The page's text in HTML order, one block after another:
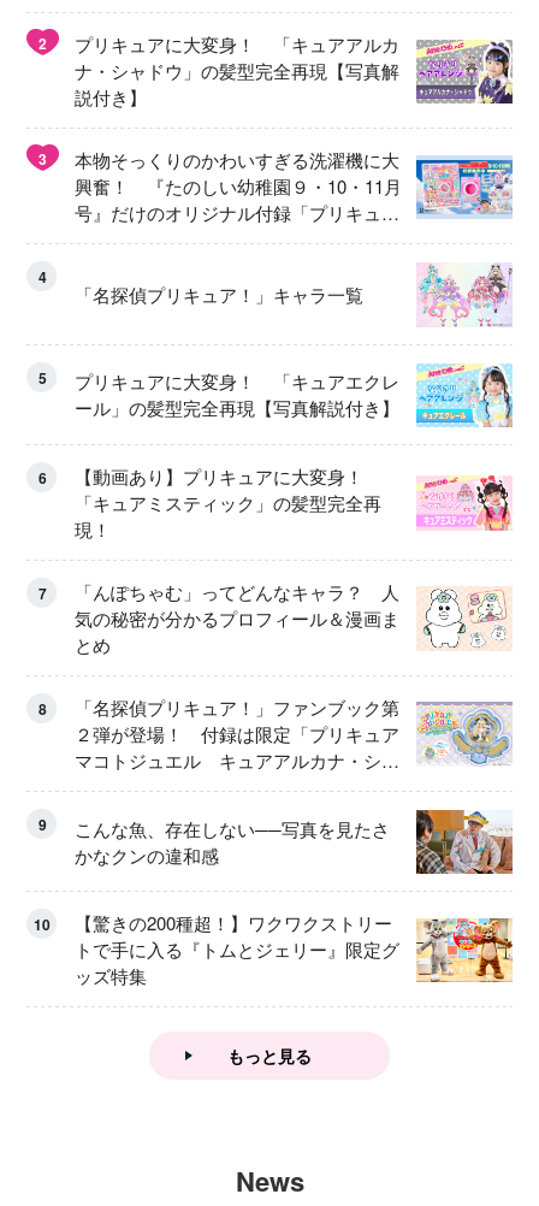
2
プリキュアに大変身！ 「キュアアルカ
ナ・シャドウ」の髪型完全再現【写真解
説付き】
3
本物そっくりのかわいすぎる洗濯機に大
興奮！ 『たのしい幼稚園９・10・11月
号』だけのオリジナル付録「プリキュ
ア くるくるせんたくき」
4
「名探偵プリキュア！」キャラ一覧
5
プリキュアに大変身！ 「キュアエクレ
ール」の髪型完全再現【写真解説付き】
6
【動画あり】プリキュアに大変身！
「キュアミスティック」の髪型完全再
現！
7
「んぽちゃむ」ってどんなキャラ？ 人
気の秘密が分かるプロフィール＆漫画ま
とめ
8
「名探偵プリキュア！」ファンブック第
２弾が登場！ 付録は限定「プリキュア
マコトジュエル キュアアルカナ・シャ
ドウ アイスver.」 キュアエクレールを
9
こんな魚、存在しない──写真を見たさ
かなクンの違和感
10
【驚きの200種超！】ワクワクストリー
トで手に入る『トムとジェリー』限定グ
ッズ特集
もっと見る
News